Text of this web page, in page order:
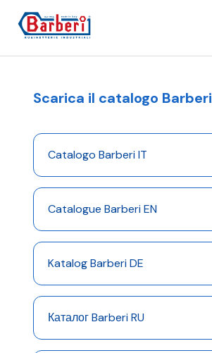
Scarica il catalogo Barberi
Catalogo Barberi IT
Catalogue Barberi EN
Katalog Barberi DE
Каталог Barberi RU